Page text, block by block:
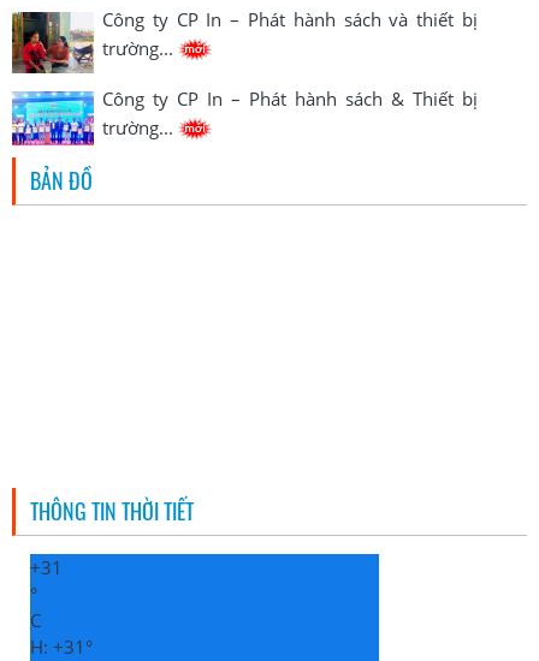
Công ty CP In – Phát hành sách và thiết bị
trường...
Công ty CP In – Phát hành sách & Thiết bị
trường...
BẢN ĐỒ
THÔNG TIN THỜI TIẾT
+31
°
C
H: +31°